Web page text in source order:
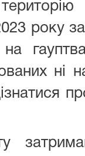
року
ні